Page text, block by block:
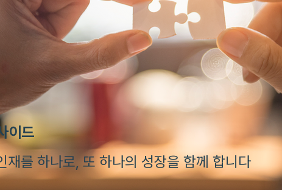
이드
재를 하나로, 또 하나의 성장을 함께 합니다